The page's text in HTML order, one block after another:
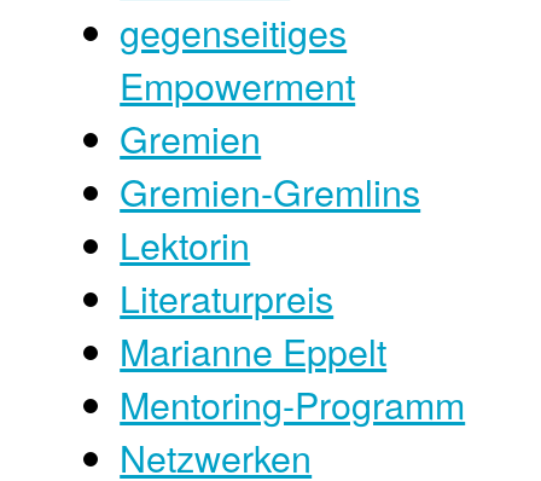
gegenseitiges
Empowerment
Gremien
Gremien-Gremlins
Lektorin
Literaturpreis
Marianne Eppelt
Mentoring-Programm
Netzwerken